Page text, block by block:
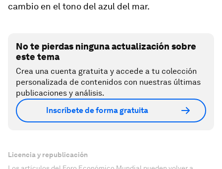
cambio en el tono del azul del mar.
No te pierdas ninguna actualización sobre
este tema
Crea una cuenta gratuita y accede a tu colección
personalizada de contenidos con nuestras últimas
publicaciones y análisis.
Inscríbete de forma gratuita
Licencia y republicación